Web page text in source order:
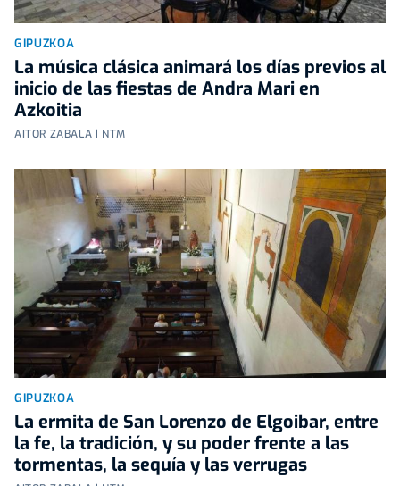
GIPUZKOA
La música clásica animará los días previos al
inicio de las fiestas de Andra Mari en
Azkoitia
AITOR ZABALA | NTM
GIPUZKOA
La ermita de San Lorenzo de Elgoibar, entre
la fe, la tradición, y su poder frente a las
tormentas, la sequía y las verrugas